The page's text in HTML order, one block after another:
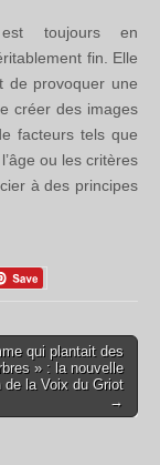
toujours en
fin. Elle
de provoquer une
créer des images
facteurs tels que
ou les critères
à des principes
qui plantait des
» : la nouvelle
de la Voix du Griot
→